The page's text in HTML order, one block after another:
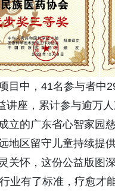
目中，41名参与者中
讲座，累计参与逾万
立的广东省心智家园
地区留守儿童持续提
关怀，这份公益版图
业有了标准，疗愈才